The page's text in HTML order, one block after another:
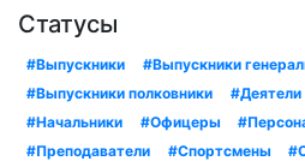
Статусы
#Выпускники #Выпускники
#Выпускники полковники
#Деятели
#Начальники
#Офицеры
#Преподаватели
#Спортсмены